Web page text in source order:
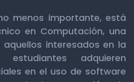
menos importante, está
en Computación, una
interesados en la
estudiantes adquieren
en el uso de software